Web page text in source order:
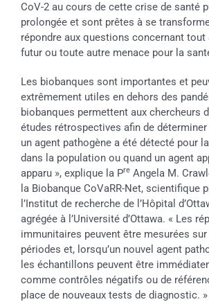
CoV-2 au cours de cette crise de santé
prolongée et sont prêtes à se
répondre aux questions concernant tout
futur ou toute autre menace pour la
Les biobanques sont importantes et
extrêmement utiles en dehors des
biobanques permettent aux chercheurs
études rétrospectives afin de
un agent pathogène a été détecté pour
dans la population ou quand un agent
apparu », explique la PreAngela M.
la Biobanque CoVaRR-Net, scientifique
l’Institut de recherche de l’Hôpital
agrégée à l’Université d’Ottawa. « Les
immunitaires peuvent être mesurées
périodes et, lorsqu’un nouvel agent
les échantillons peuvent être
comme contrôles négatifs ou de
place de nouveaux tests de diagnostic. »